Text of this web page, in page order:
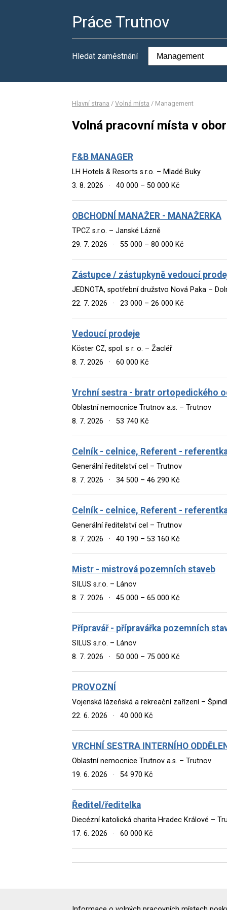
Práce Trutnov
Hledat zaměstnání
Hlavní strana / Volná místa / Management
Volná pracovní místa v
F&B MANAGER
LH Hotels & Resorts s.r.o. – Mladé Buky
3. 8. 2026
· 40 000 – 50 000 Kč
OBCHODNÍ MANAŽER - MANAŽERKA
TPCZ s.r.o. – Janské Lázně
29. 7. 2026
· 55 000 – 80 000 Kč
Zástupce / zástupkyně vedoucí
JEDNOTA, spotřební družstvo Nová Paka –
22. 7. 2026
· 23 000 – 26 000 Kč
Vedoucí prodeje
Köster CZ, spol. s r. o. – Žacléř
8. 7. 2026
· 60 000 Kč
Vrchní sestra - bratr ortopedického
Oblastní nemocnice Trutnov a.s. – Trutnov
8. 7. 2026
· 53 740 Kč
Celník - celnice, Referent -
Generální ředitelství cel – Trutnov
8. 7. 2026
· 34 500 – 46 290 Kč
Celník - celnice, Referent -
Generální ředitelství cel – Trutnov
8. 7. 2026
· 40 190 – 53 160 Kč
Mistr - mistrová pozemních staveb
SILUS s.r.o. – Lánov
8. 7. 2026
· 45 000 – 65 000 Kč
Přípravář - přípravářka pozemních
SILUS s.r.o. – Lánov
8. 7. 2026
· 50 000 – 75 000 Kč
PROVOZNÍ
Vojenská lázeňská a rekreační zařízení –
22. 6. 2026
· 40 000 Kč
VRCHNÍ SESTRA INTERNÍHO
Oblastní nemocnice Trutnov a.s. – Trutnov
19. 6. 2026
· 54 970 Kč
Ředitel/ředitelka
Diecézní katolická charita Hradec Králové –
17. 6. 2026
· 60 000 Kč